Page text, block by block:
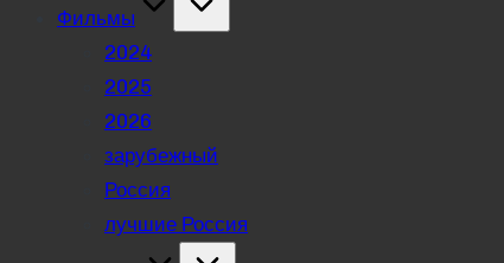
Фильмы
2024
2025
2026
зарубежный
Россия
лучшие Россия